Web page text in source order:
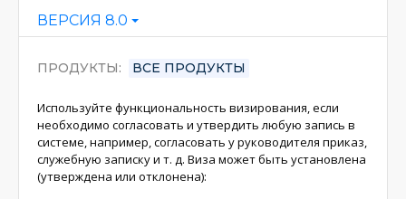
ВЕРСИЯ 8.0
ПРОДУКТЫ ВСЕ ПРОДУКТЫ
Используйте функциональность визирования, если
необходимо согласовать и утвердить любую запись в
системе, например, согласовать у руководителя приказ,
служебную записку и т. д. Виза может быть установлена
(утверждена или отклонена):